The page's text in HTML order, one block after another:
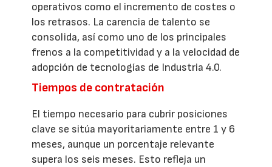
operativos como el incremento de costes o
los retrasos. La carencia de talento se
consolida, así como uno de los principales
frenos a la competitividad y a la velocidad de
adopción de tecnologías de Industria 4.0.
Tiempos de contratación
El tiempo necesario para cubrir posiciones
clave se sitúa mayoritariamente entre 1 y 6
meses, aunque un porcentaje relevante
supera los seis meses. Esto refleja un